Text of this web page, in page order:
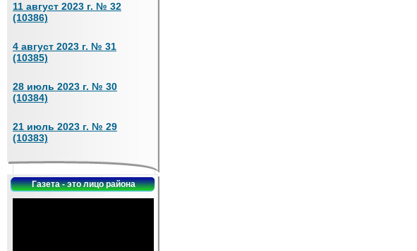
11 август 2023 г. № 32
(10386)
4 август 2023 г. № 31
(10385)
28 июль 2023 г. № 30
(10384)
21 июль 2023 г. № 29
(10383)
Газета - это лицо района